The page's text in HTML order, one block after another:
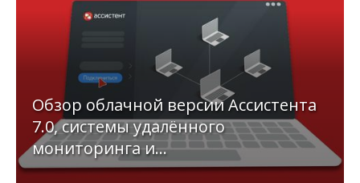
Обзор облачной версии Ассистента
7.0, системы удалённого
мониторинга и...